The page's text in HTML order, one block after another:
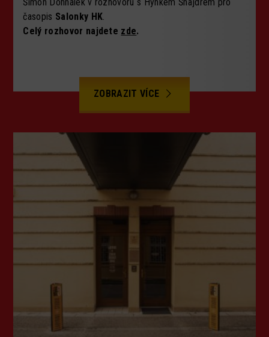
časopis Salonky HK.
Celý rozhovor najdete zde.
ZOBRAZIT VÍCE